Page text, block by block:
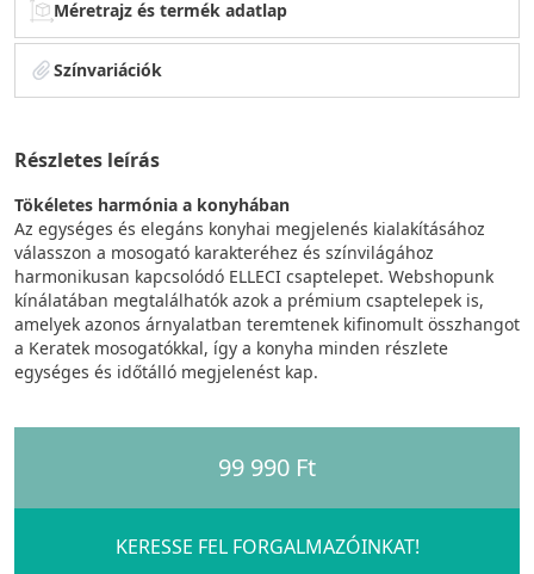
Méretrajz és termék adatlap
Színvariációk
Részletes leírás
Tökéletes harmónia a konyhában
Az egységes és elegáns konyhai megjelenés kialakításához
válasszon a mosogató karakteréhez és színvilágához
harmonikusan kapcsolódó ELLECI csaptelepet. Webshopunk
kínálatában megtalálhatók azok a prémium csaptelepek is,
amelyek azonos árnyalatban teremtenek kifinomult összhangot
a Keratek mosogatókkal, így a konyha minden részlete
egységes és időtálló megjelenést kap.
99 990 Ft
KERESSE FEL FORGALMAZÓINKAT!